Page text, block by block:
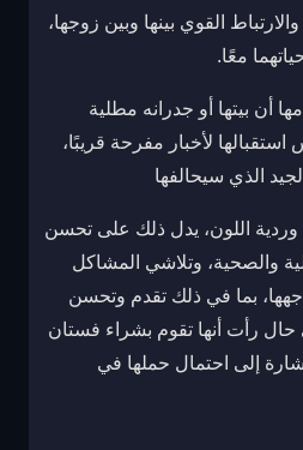
القوي بينها وبين زوجها،
معًا.
أن بيتها أو جدرانه مطلية
لأخبار مفرحة قريبًا،
الذي سيحالفها
وردية اللون، يدل ذلك على تحسن
والصحية، وتلاشي المشاكل
بما في ذلك تقدم وتحسن
رأت أنها تقوم بشراء فستان
إلى احتمال حملها في